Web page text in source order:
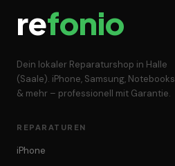
refonio
Dein lokaler Reparaturshop in Halle
(Saale). iPhone, Samsung, Notebooks
& mehr – professionell mit Garantie.
REPARATUREN
iPhone